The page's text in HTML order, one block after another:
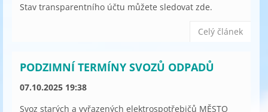
Stav transparentního účtu můžete sledovat zde.
Celý článek
PODZIMNÍ TERMÍNY SVOZŮ ODPADŮ
07.10.2025 19:38
Svoz starých a vyřazených elektrospotřebičů MĚSTO